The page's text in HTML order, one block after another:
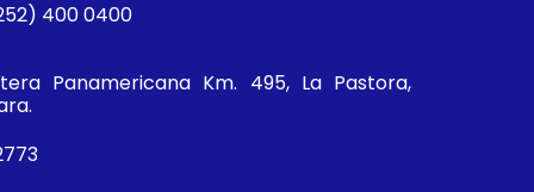
400 0400
Panamericana Km. 495, La Pastora,